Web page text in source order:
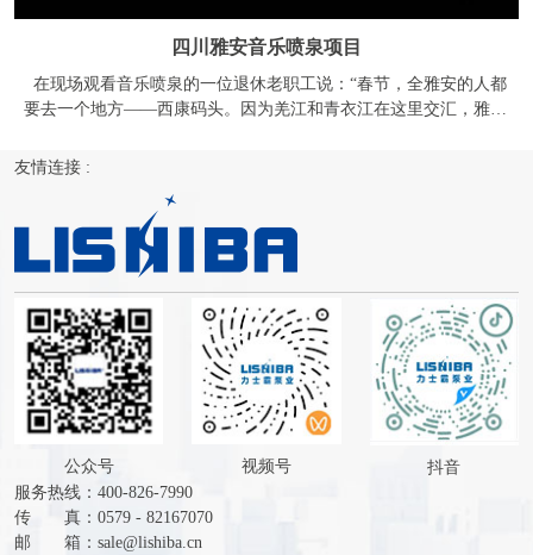
公众号 视频号
抖音
服务热线：400-826-7990
传 真：0579 - 82167070
邮 箱：sale@lishiba.cn
网 址：www.lishiba.com
地 址：浙江省金华市金东综合工业园潜溪路598号
Copyright © 立式多级离心泵 井用潜水泵
高扬程潜水泵,家用潜水泵
喷泉泵 ,浙江力士霸泵业有限公司 服务热线：400-826-7990